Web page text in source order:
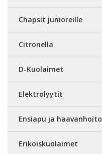
Chapsit junioreille
Citronella
D-Kuolaimet
Elektrolyytit
Ensiapu ja haavanhoito
Erikoiskuolaimet